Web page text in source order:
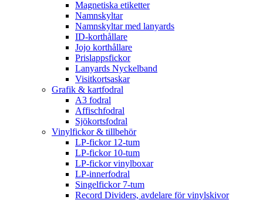
Magnetiska etiketter
Namnskyltar
Namnskyltar med lanyards
ID-korthållare
Jojo korthållare
Prislappsfickor
Lanyards Nyckelband
Visitkortsaskar
Grafik & kartfodral
A3 fodral
Affischfodral
Sjökortsfodral
Vinylfickor & tillbehör
LP-fickor 12-tum
LP-fickor 10-tum
LP-fickor vinylboxar
LP-innerfodral
Singelfickor 7-tum
Record Dividers, avdelare för vinylskivor